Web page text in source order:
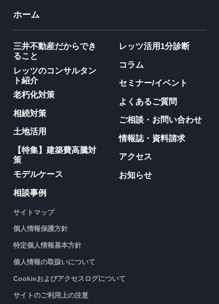
ホーム
三井不動産だからでき
ること
レッツのコンサルタン
ト紹介
老朽化対策
相続対策
土地活用
【特集】建築費高騰対
策
モデルケース
相談事例
レッツ活用1分診断
コラム
セミナー/イベント
よくあるご質問
ご相談・お問い合わせ
情報誌・資料請求
アクセス
お知らせ
サイトマップ
個人情報保護方針
特定個人情報基本方針
個人情報の取扱いについて
Cookieおよびアクセスログについて
サイトのご利用上の注意